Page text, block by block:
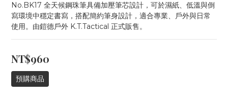
No.BK17 全天候鋼珠筆具備加壓筆芯設計，可於濕紙、低溫與倒
寫環境中穩定書寫，搭配簡約筆身設計，適合專業、戶外與日常
使用。由鎧德戶外 K.T.Tactical 正式販售。
NT$960
預購商品